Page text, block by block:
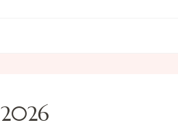
2026